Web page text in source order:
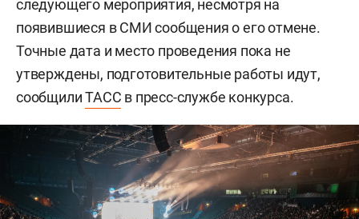
следующего мероприятия, несмотря на
появившиеся в СМИ сообщения о его отмене.
Точные дата и место проведения пока не
утверждены, подготовительные работы идут,
сообщилиТАСС в пресс-службе конкурса.